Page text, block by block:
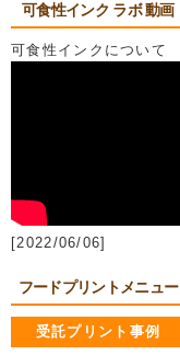
可食性インク ラボ 動画
可食性インクについて
[2022/06/06]
フードプリントメニュー
受託プリント事例